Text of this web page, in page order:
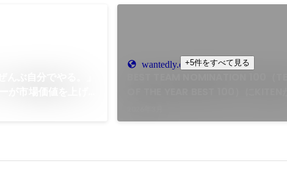
wantedly.com+5件をすべて見る